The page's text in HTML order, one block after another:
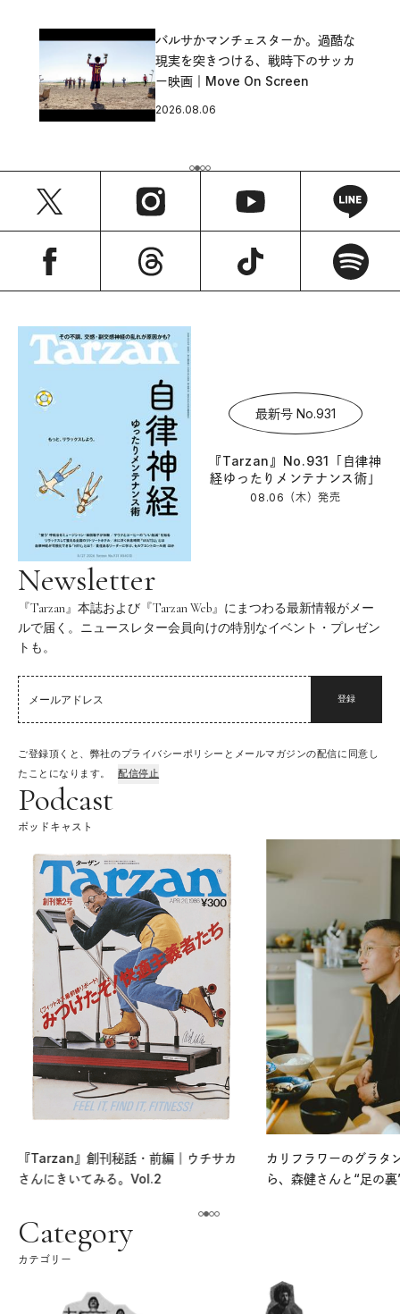
バルサかマンチェスターか。過酷な
現実を突きつける、戦時下のサッカ
ー映画｜Move On Screen
2026.08.06
最新号 No.931
『Tarzan』No.931「自律神
経ゆったりメンテナンス術」
08.06（木）発売
Newsletter
『Tarzan』本誌および『Tarzan Web』にまつわる最新情報がメー
ルで届く。ニュースレター会員向けの特別なイベント・プレゼン
トも。
登録
ご登録頂くと、弊社のプライバシーポリシーとメールマガジンの配信に同意し
たことになります。
配信停止
Podcast
ポッドキャスト
『Tarzan』創刊秘話・前編｜ウチサカ
さんにきいてみる。Vol.2
カリフラワーのグラタ
ら、森健さんと“足の
Category
カテゴリー